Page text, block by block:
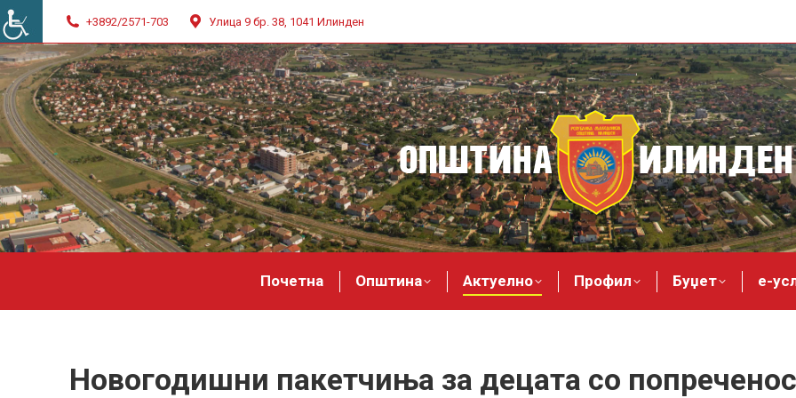
+3892/2571-703 Улица 9 бр. 38, 1041 Илинден
Почетна Општина Актуелно Профил Буџет е-
Новогодишни пакетчиња за децата со